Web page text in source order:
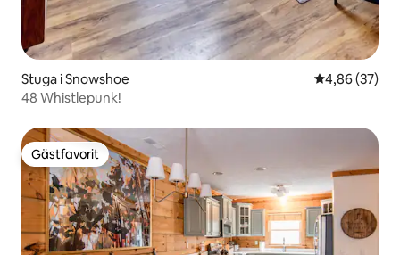
Stuga i Snowshoe 4,86 av 5 i
4,86 (37)
48 Whistlepunk!
Gästfavorit
Gästfavorit